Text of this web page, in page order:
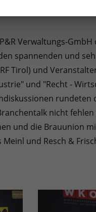
Verwaltungs-
spannenden und
Tirol) und
und "Recht -
rundeten
nicht
und die Brauunion
und Resch &